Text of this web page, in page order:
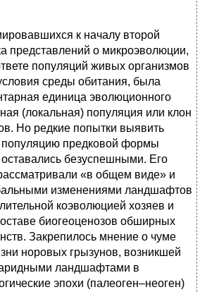
к началу второй
представлений о микроэволюции,
популяций живых организмов
среды обитания, была
единица эволюционного
(локальная) популяция или клон
Но редкие попытки выявить
популяцию предковой формы
безуспешными. Его
«в общем виде» и
изменениями ландшафтов
коэволюцией хозяев и
биогеоценозов обширных
Закрепилось мнение о чуме
норовых грызунов, возникшей
ландшафтами в
эпохи (палеоген–неоген)